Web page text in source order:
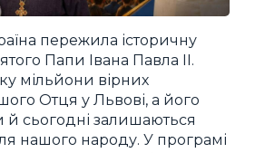
пережила історичну
Папи Івана Павла ІІ.
мільйони вірних
Отця у Львові, а його
й сьогодні залишаються
нашого народу. У програмі